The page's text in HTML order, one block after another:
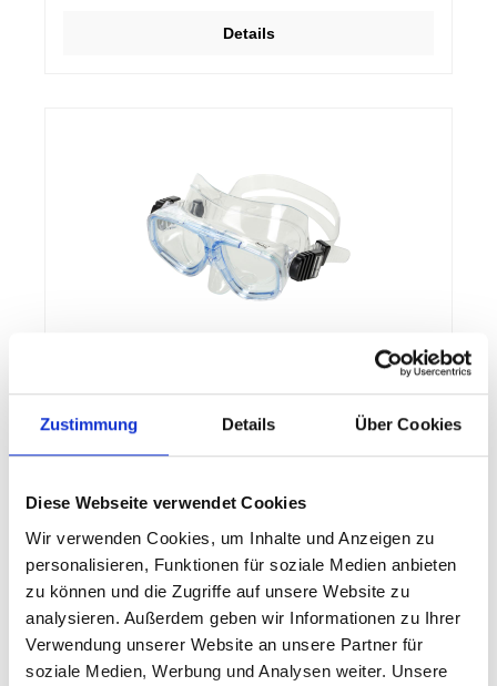
Zustimmung Details Über Cookies
Diese Webseite verwendet Cookies
Wir verwenden Cookies, um Inhalte und Anzeigen zu
personalisieren, Funktionen für soziale Medien anbieten
zu können und die Zugriffe auf unsere Website zu
analysieren. Außerdem geben wir Informationen zu Ihrer
Verwendung unserer Website an unsere Partner für
soziale Medien, Werbung und Analysen weiter. Unsere
Details
FASHY Tauchermaske Marlin
14,95 €*
Details